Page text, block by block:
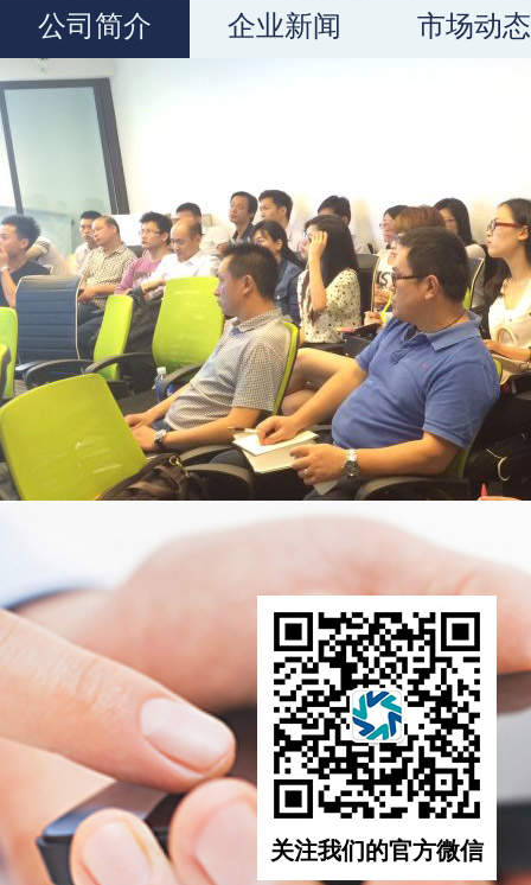
公司简介
企业新闻 市场动态
关注我们的官方微信